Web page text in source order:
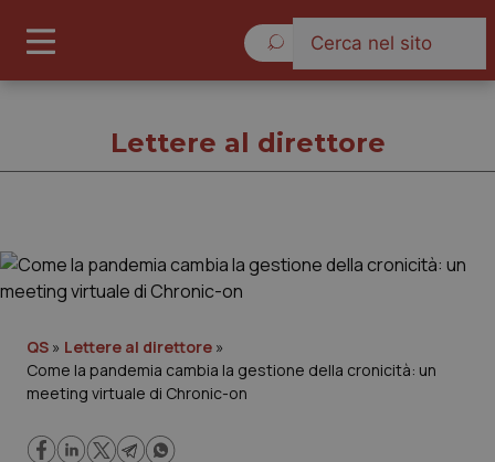
Governo e Parlamento
Regioni e Asl
Lettere al direttore
QS » Lettere al direttore »
Come la pandemia cambia la gestione della cronicità: un
meeting virtuale di Chronic-on